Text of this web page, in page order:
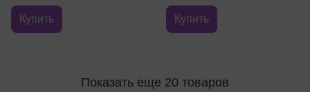
Купить Купить
Показать еще 20 товаров